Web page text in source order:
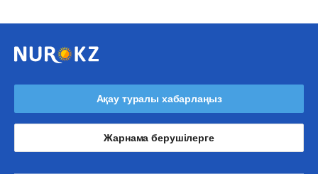
Ақау туралы хабарлаңыз
Жарнама берушілерге